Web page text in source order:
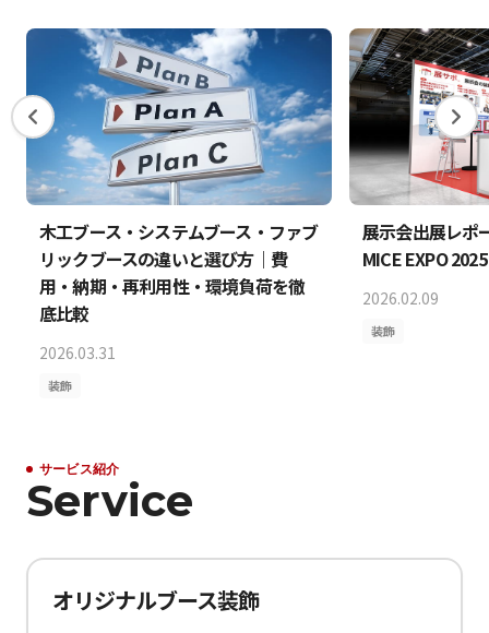
木工ブース・システムブース・ファブ
リックブースの違いと選び方｜費
用・納期・再利用性・環境負荷を徹
底比較
2026.03.31
装飾
展示会出展レポ
MICE EXPO
2026.02.09
装飾
サービス紹介
Service
オリジナルブース装飾